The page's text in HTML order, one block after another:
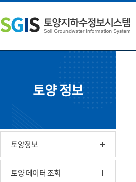
문
내
용
쪽
메
뉴
단
주
소
토양 정보
토양정보
토양 데이터 조회